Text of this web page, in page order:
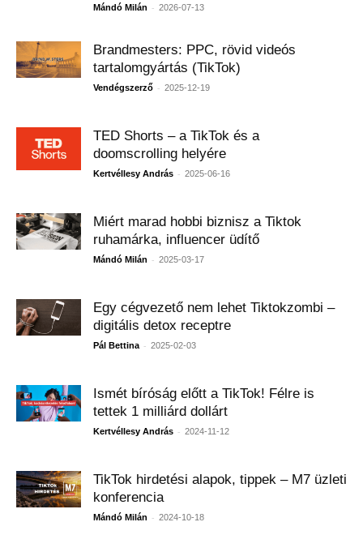
Mándó Milán - 2026-07-13
Brandmesters: PPC, rövid videós
tartalomgyártás (TikTok)
Vendégszerző - 2025-12-19
TED Shorts – a TikTok és a
doomscrolling helyére
Kertvéllesy András - 2025-06-16
Miért marad hobbi biznisz a Tiktok
ruhamárka, influencer üdítő
Mándó Milán - 2025-03-17
Egy cégvezető nem lehet Tiktokzombi –
digitális detox receptre
Pál Bettina - 2025-02-03
Ismét bíróság előtt a TikTok! Félre is
tettek 1 milliárd dollárt
Kertvéllesy András - 2024-11-12
TikTok hirdetési alapok, tippek – M7 üzleti
konferencia
Mándó Milán - 2024-10-18